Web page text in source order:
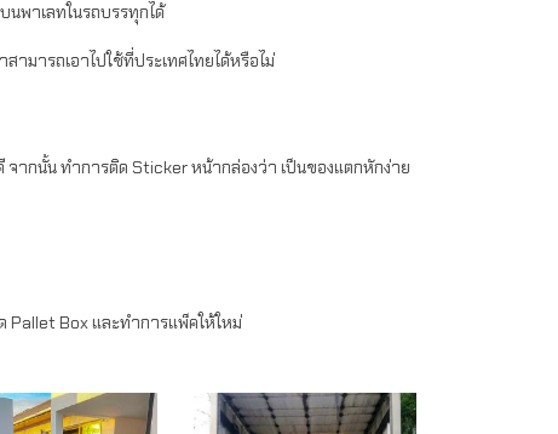
นพาเลทในรถบรรทุกได้
สามารถเอาไปใช้ที่ประเทศไทยได้หรือไม่
ากนั้น ทำการติด Sticker หน้ากล่องว่า เป็นของแตกหักง่าย
Pallet Box และทำการแพ็คให้ใหม่